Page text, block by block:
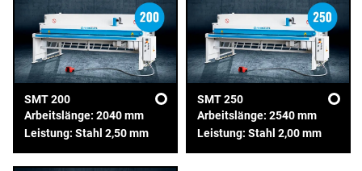
SMT 200
Arbeitslänge: 2040 mm
Leistung: Stahl 2,50 mm
SMT 250
Arbeitslänge: 2540 mm
Leistung: Stahl 2,00 mm